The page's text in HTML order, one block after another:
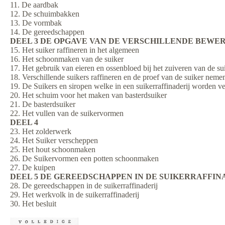
11. De aardbak
12. De schuimbakken
13. De vormbak
14. De gereedschappen
DEEL 3 DE OPGAVE VAN DE VERSCHILLENDE
15. Het suiker raffineren in het algemeen
16. Het schoonmaken van de suiker
17. Het gebruik van eieren en ossenbloed bij het zuiveren van de
18. Verschillende suikers raffineren en de proef van de suiker
19. De Suikers en siropen welke in een suikerraffinaderij worden
20. Het schuim voor het maken van basterdsuiker
21. De basterdsuiker
22. Het vullen van de suikervormen
DEEL 4
23. Het zolderwerk
24. Het Suiker verscheppen
25. Het hout schoonmaken
26. De Suikervormen een potten schoonmaken
27. De kuipen
DEEL 5 DE GEREEDSCHAPPEN IN DE
28. De gereedschappen in de suikerraffinaderij
29. Het werkvolk in de suikerraffinaderij
30. Het besluit